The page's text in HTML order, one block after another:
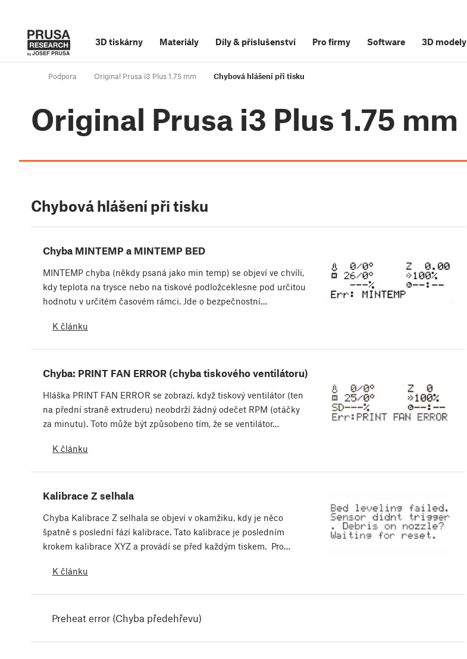
3D tiskárny Materiály Díly& příslušenství Pro firmy Software 3D modely
Podpora Original Prusa i3 Plus 1.75 mm Chybová hlášení při tisku
Original Prusa i3 Plus 1.75 mm
Chybová hlášení při tisku
Chyba MINTEMP a MINTEMP BED
MINTEMP chyba (někdy psaná jako min temp) se objeví ve chvíli,
kdy teplota na trysce nebo na tiskové podložceklesne pod určitou
hodnotu v určitém časovém rámci. Jde o bezpečnostní…
K článku
Chyba: PRINT FAN ERROR (chyba tiskového ventilátoru)
Hláška PRINT FAN ERROR se zobrazí, když tiskový ventilátor (ten
na přední straně extruderu) neobdrží žádný odečet RPM (otáčky
za minutu). Toto může být způsobeno tím, že se ventilátor…
K článku
Kalibrace Z selhala
Chyba Kalibrace Z selhala se objeví v okamžiku, kdy je něco
špatně s poslední fází kalibrace. Tato kalibrace je posledním
krokem kalibrace XYZ a provádí se před každým tiskem. Pro…
K článku
Preheat error (Chyba předehřevu)